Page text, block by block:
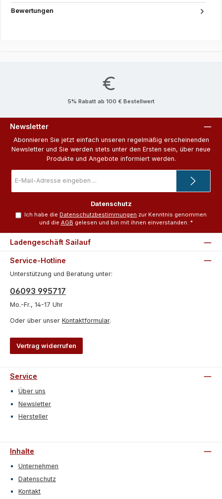
Bewertungen
5% Rabatt ab 100 € Bestellwert
Newsletter
Abonnieren Sie jetzt einfach unseren regelmäßig erscheinenden
Newsletter und Sie werden stets unter den Ersten sein, über neue
Produkte und Angebote informiert werden.
Mail-
Datenschutz
Ich habe die Datenschutzbestimmungen zur Kenntnis genommen
und die AGB gelesen und bin mit ihnen einverstanden. *
Service-Hotline
Unterstützung und Beratung unter:
06093 995717
Mo.-Fr., 14-17 Uhr
Oder über unser Kontaktformular.
Vertrag widerrufen
Ladengeschäft Sailauf
Service
Über uns
Newsletter
Hersteller
Inhalte
Unternehmen
Datenschutz
Kontakt